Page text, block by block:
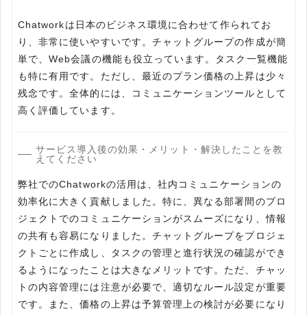
Chatworkは日本のビジネス環境に合わせて作られてお
り、非常に使いやすいです。チャットグループの作成が簡
単で、Web会議の機能も役立っています。タスク一覧機能
も特に有用です。ただし、最近のプラン価格の上昇は少々
残念です。全体的には、コミュニケーションツールとして
高く評価しています。
サービス導入後の効果・メリット・解決したことを教
えてください
弊社でのChatworkの活用は、社内コミュニケーションの
効率化に大きく貢献しました。特に、異なる部署間のプロ
ジェクトでのコミュニケーションがスムーズになり、情報
の共有も容易になりました。チャットグループをプロジェ
クトごとに作成し、タスクの管理と進行状況の確認ができ
るようになったことは大きなメリットです。ただ、チャッ
トの内容管理には注意が必要で、適切なルール設定が重要
です。また、価格の上昇は予算管理上の検討が必要になり